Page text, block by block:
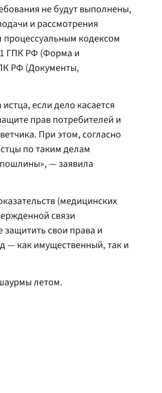
не будут выполнены,
и рассмотрения
процессуальным кодексом
ГПК РФ (Форма и
РФ (Документы,
если дело касается
прав потребителей и
При этом, согласно
по таким делам
— заявила
(медицинских
связи
свои права и
— как имущественный, так и
летом.